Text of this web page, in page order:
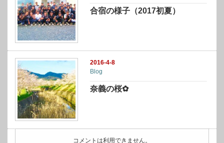
合宿の様子（2017初夏）
2016-4-8
Blog
奈義の桜✿
コメントは利用できません。